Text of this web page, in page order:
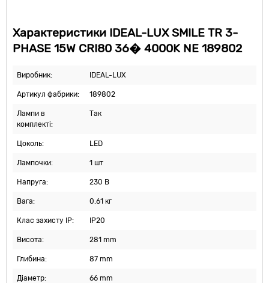
Характеристики IDEAL-LUX SMILE TR 3-
PHASE 15W CRI80 36� 4000K NE 189802
Виробник: IDEAL-LUX
Артикул фабрики: 189802
Лампи в
комплекті:
Так
Цоколь: LED
Лампочки: 1 шт
Напруга: 230 В
Вага: 0.61 кг
Клас захисту IP: IP20
Висота: 281 mm
Глибина: 87 mm
Діаметр: 66 mm